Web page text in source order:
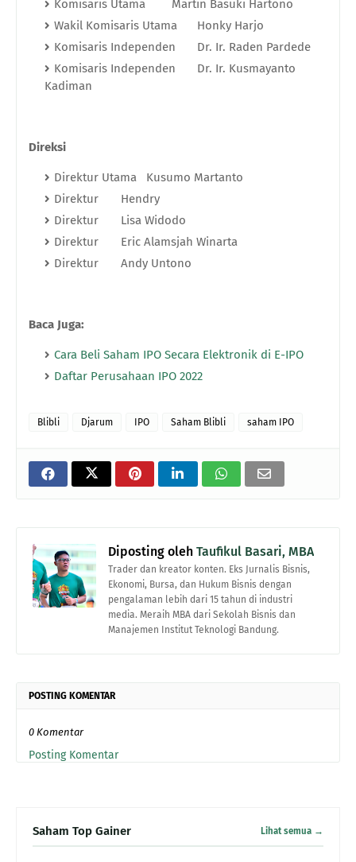
Komisaris Utama
Martin Basuki Hartono
Wakil Komisaris Utama
Honky Harjo
Komisaris Independen
Dr. Ir. Raden Pardede
Komisaris Independen
Dr. Ir. Kusmayanto
Kadiman
Direksi
Direktur Utama
Kusumo Martanto
Direktur
Hendry
Direktur
Lisa Widodo
Direktur
Eric Alamsjah Winarta
Direktur
Andy Untono
Baca Juga:
Cara Beli Saham IPO Secara Elektronik di E-IPO
Daftar Perusahaan IPO 2022
Blibli Djarum IPO Saham Blibli saham IPO
Diposting oleh Taufikul Basari, MBA
Trader dan kreator konten. Eks Jurnalis Bisnis,
Ekonomi, Bursa, dan Hukum Bisnis dengan
pengalaman lebih dari 15 tahun di industri
media. Meraih MBA dari Sekolah Bisnis dan
Manajemen Institut Teknologi Bandung.
POSTING KOMENTAR
0 Komentar
Posting Komentar
Saham Top Gainer Lihat semua →